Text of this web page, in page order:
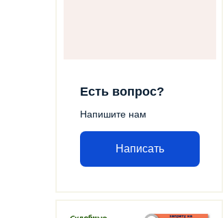
Есть вопрос?
Напишите нам
Написать